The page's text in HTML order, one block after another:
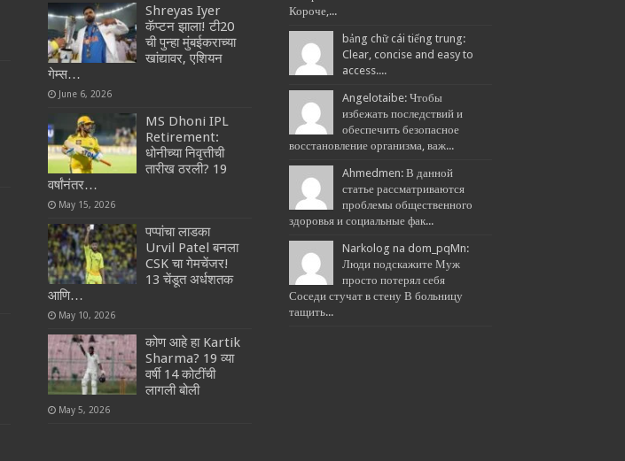
Shreyas Iyer
कॅप्टन झाला! टी20
ची पुन्हा मुंबईकराच्या
खांद्यावर, एशियन
गेम्स…
June 6, 2026
MS Dhoni IPL
Retirement:
धोनीच्या निवृत्तीची
तारीख ठरली? 19
वर्षांनंतर…
May 15, 2026
पप्पांचा लाडका
Urvil Patel बनला
CSK चा गेमचेंजर!
13 चेंडूत अर्धशतक
आणि…
May 10, 2026
कोण आहे हा Kartik
Sharma? 19 व्या
वर्षी 14 कोटींची
लागली बोली
May 5, 2026
Короче,...
bảng chữ cái tiếng trung:
Clear, concise and easy to
access....
Angelotaibe: Чтобы
избежать последствий и
обеспечить безопасное
восстановление организма, важ...
Ahmedmen: В данной
статье рассматриваются
проблемы общественного
здоровья и социальные фак...
Narkolog na dom_pqMn:
Люди подскажите Муж
просто потерял себя
Соседи стучат в стену В больницу
тащить...